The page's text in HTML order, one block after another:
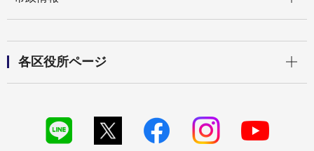
各区役所ページ